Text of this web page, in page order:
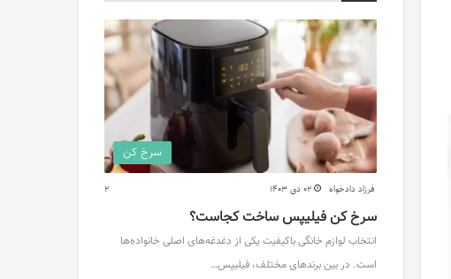
سرخ کن
فرزاد دادخواه 02 دی 1403 2
سرخ کن فیلیپس ساخت کجاست؟
انتخاب لوازم خانگی باکیفیت یکی از دغدغه‌های اصلی خانواده‌ها
است. در بین برندهای مختلف، فیلیپس…